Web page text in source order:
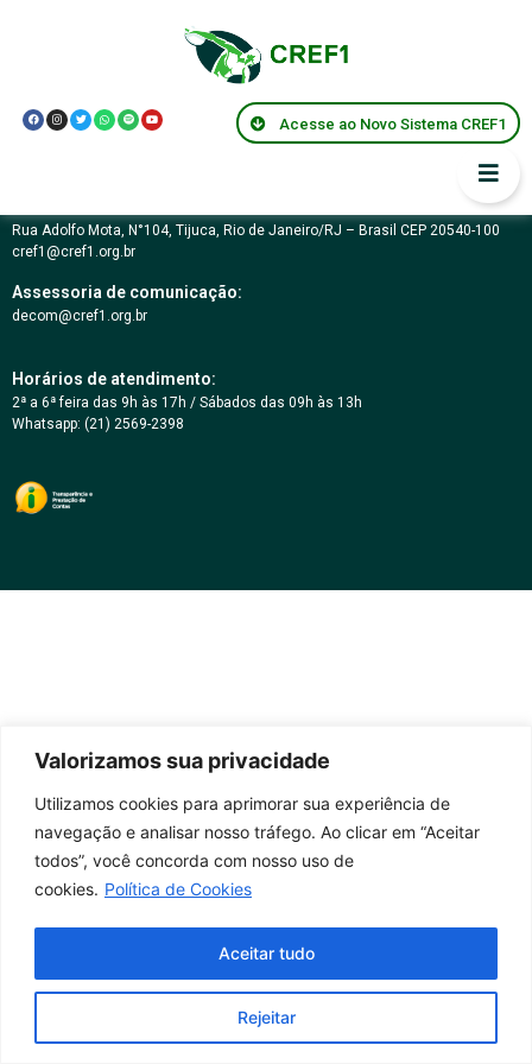
Valorizamos sua privacidade
Utilizamos cookies para aprimorar sua experiência de
navegação e analisar nosso tráfego. Ao clicar em “Aceitar
todos”, você concorda com nosso uso de
cookies. Política de Cookies
Rejeitar
Aceitar tudo
Acesse ao Novo Sistema CREF1
Emforma especial
Rua Adolfo Mota, N°104, Tijuca, Rio de Janeiro/RJ – Brasil CEP 20540-100
cref1@cref1.org.br
Assessoria de comunicação:
decom@cref1.org.br
Horários de atendimento:
2ª a 6ª feira das 9h às 17h / Sábados das 09h às 13h
Whatsapp: (21) 2569-2398